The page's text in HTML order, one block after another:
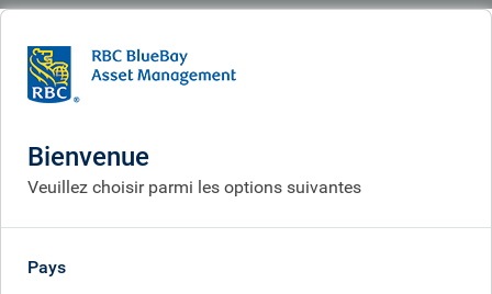
What we think
Les règles ont changé ?
Bienvenue
Veuillez choisir parmi les options suivantes
Pays